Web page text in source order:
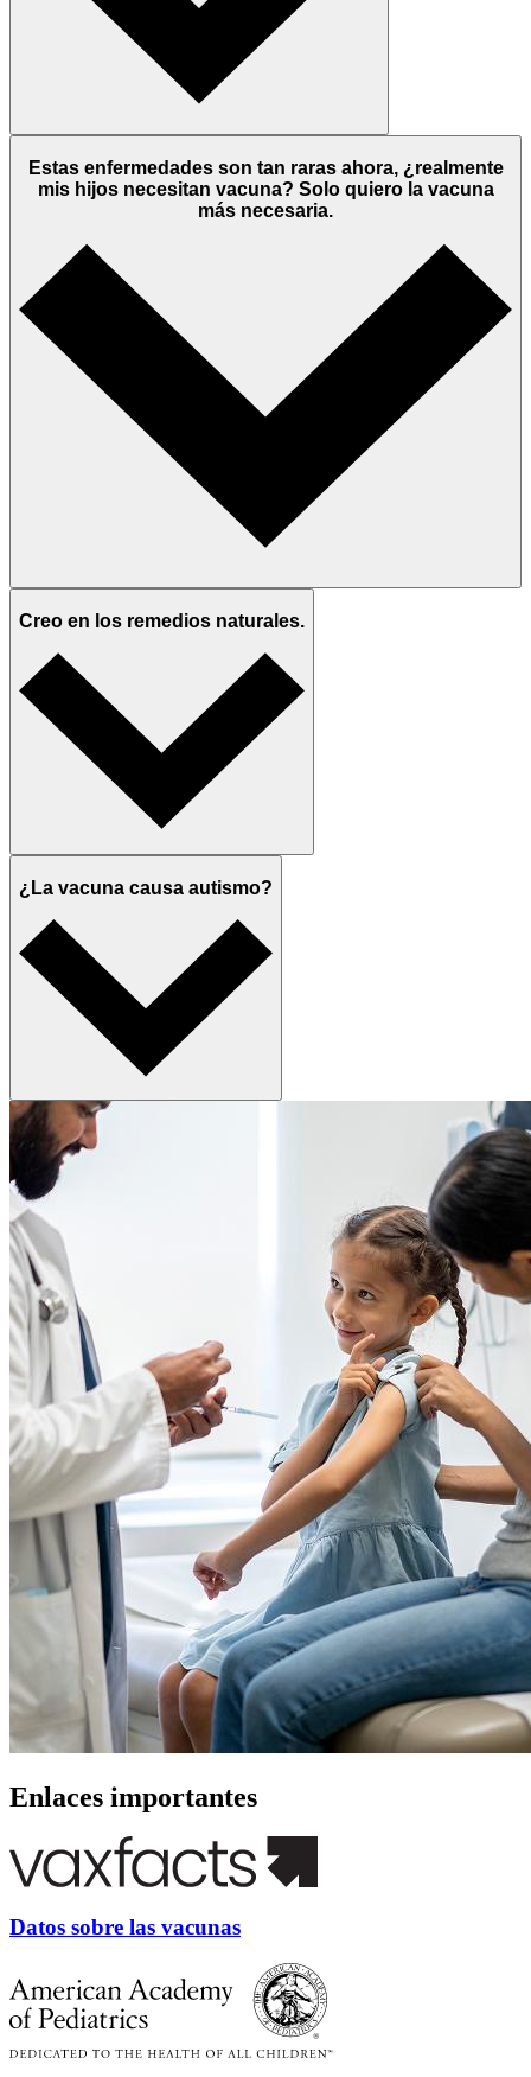
Estas enfermedades son tan raras ahora, ¿realmente
mis hijos necesitan vacuna? Solo quiero la vacuna
más necesaria.
Creo en los remedios naturales.
¿La vacuna causa autismo?
Enlaces importantes
Datos sobre las vacunas